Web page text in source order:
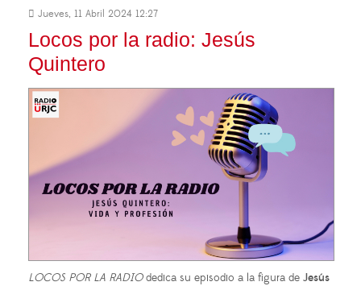
Jueves, 11 Abril 2024 12:27
Locos por la radio: Jesús
Quintero
LOCOS POR LA RADIOdedica su episodio a la figura de Jesús